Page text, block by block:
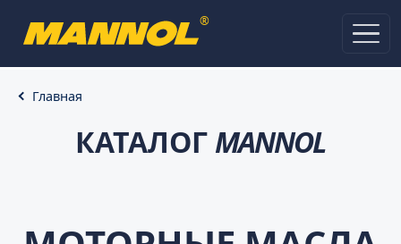
®
Главная
КАТАЛОГ MANNOL